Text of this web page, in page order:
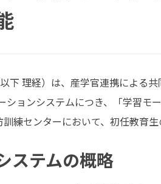
下 理経）は、産学官連携による
ョンシステムにつき、「学習モ
練センターにおいて、初任教育生
ステムの概略